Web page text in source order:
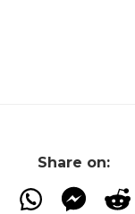
Share on: